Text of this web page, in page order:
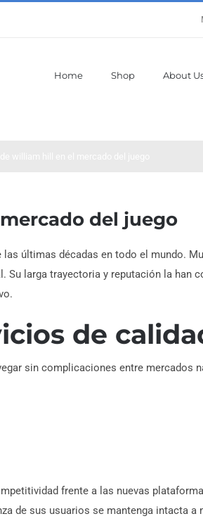
Home Shop About
del juego
últimas décadas en todo el mundo.
Su larga trayectoria y reputación la han
de
sin complicaciones entre mercados
frente a las nuevas
de sus usuarios se mantenga intacta